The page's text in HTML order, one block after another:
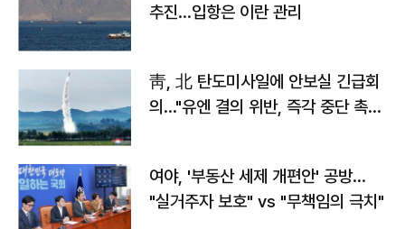
추진…입항은 이란 관리
靑, 北 탄도미사일에 안보실 긴급회
의…"유엔 결의 위반, 즉각 중단 촉
여야, '부동산 세제 개편안' 공방…
"실거주자 보호" vs "무책임의 극치"